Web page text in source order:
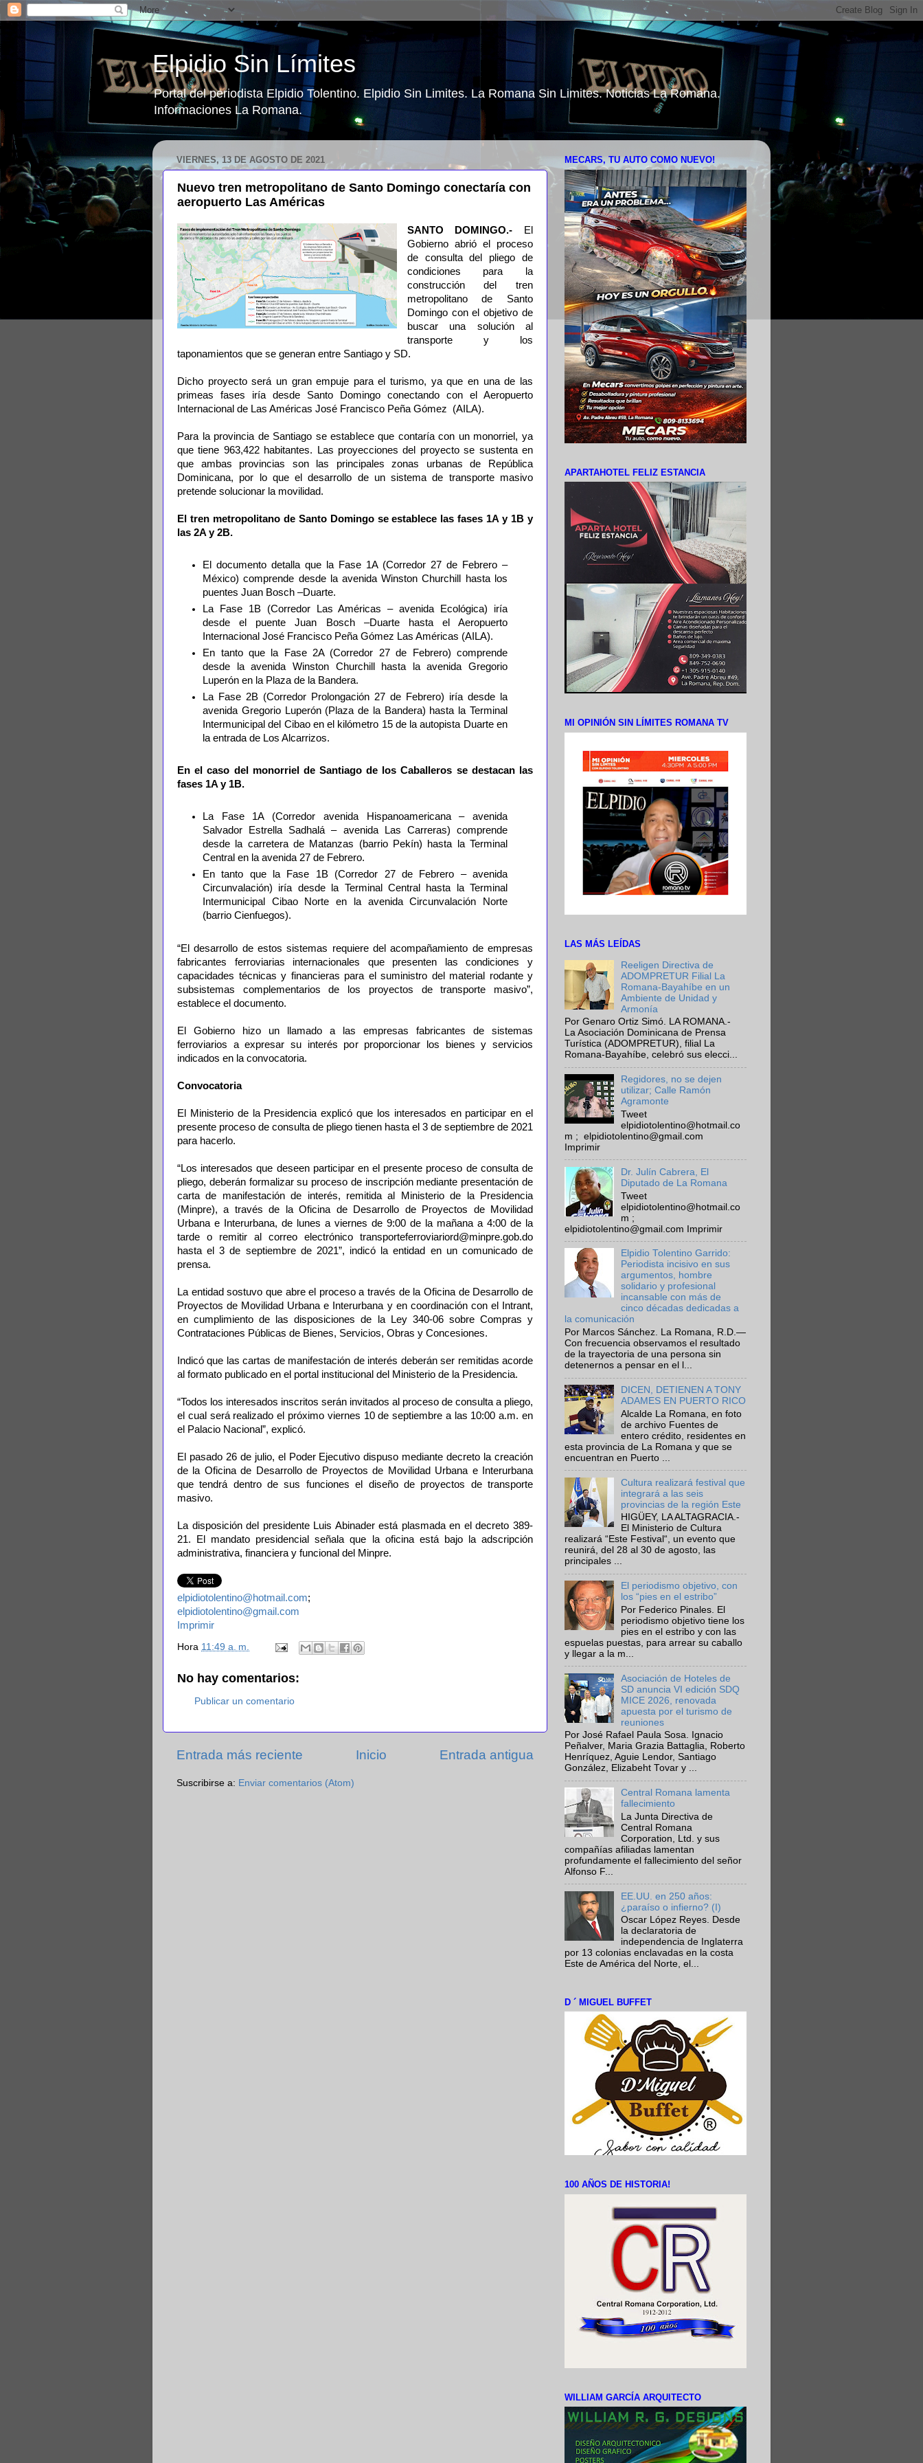
Elpidio Sin Límites
Portal del periodista Elpidio Tolentino. Elpidio Sin Limites. La Romana Sin Limites. Noticias La Romana.
Informaciones La Romana.
VIERNES, 13 DE AGOSTO DE 2021
Nuevo tren metropolitano de Santo Domingo conectaría con
aeropuerto Las Américas
SANTO DOMINGO.-
El
Gobierno abrió el proceso
de consulta del pliego de
condiciones para la
construcción del tren
metropolitano de Santo
Domingo con el objetivo de
buscar una solución al
transporte y los
taponamientos que se generan entre Santiago y SD.
Dicho proyecto será un gran empuje para el turismo, ya que en una de las
primeas fases iría desde Santo Domingo conectando con el Aeropuerto
Internacional de Las Américas José Francisco Peña Gómez (AILA).
Para la provincia de Santiago se establece que contaría con un monorriel, ya
que tiene 963,422 habitantes. Las proyecciones del proyecto se sustenta en
que ambas provincias son las principales zonas urbanas de República
Dominicana, por lo que el desarrollo de un sistema de transporte masivo
pretende solucionar la movilidad.
El tren metropolitano de Santo Domingo se establece las fases 1A y 1B y
las 2A y 2B.
El documento detalla que la Fase 1A (Corredor 27 de Febrero –
México) comprende desde la avenida Winston Churchill hasta los
puentes Juan Bosch –Duarte.
La Fase 1B (Corredor Las Américas – avenida Ecológica) iría
desde el puente Juan Bosch –Duarte hasta el Aeropuerto
Internacional José Francisco Peña Gómez Las Américas (AILA).
En tanto que la Fase 2A (Corredor 27 de Febrero) comprende
desde la avenida Winston Churchill hasta la avenida Gregorio
Luperón en la Plaza de la Bandera.
La Fase 2B (Corredor Prolongación 27 de Febrero) iría desde la
avenida Gregorio Luperón (Plaza de la Bandera) hasta la Terminal
Intermunicipal del Cibao en el kilómetro 15 de la autopista Duarte en
la entrada de Los Alcarrizos.
En el caso del monorriel de Santiago de los Caballeros se destacan las
fases 1A y 1B.
La Fase 1A (Corredor avenida Hispanoamericana – avenida
Salvador Estrella Sadhalá – avenida Las Carreras) comprende
desde la carretera de Matanzas (barrio Pekín) hasta la Terminal
Central en la avenida 27 de Febrero.
En tanto que la Fase 1B (Corredor 27 de Febrero – avenida
Circunvalación) iría desde la Terminal Central hasta la Terminal
Intermunicipal Cibao Norte en la avenida Circunvalación Norte
(barrio Cienfuegos).
“El desarrollo de estos sistemas requiere del acompañamiento de empresas
fabricantes ferroviarias internacionales que presenten las condiciones y
capacidades técnicas y financieras para el suministro del material rodante y
subsistemas complementarios de los proyectos de transporte masivo”,
establece el documento.
El Gobierno hizo un llamado a las empresas fabricantes de sistemas
ferroviarios a expresar su interés por proporcionar los bienes y servicios
indicados en la convocatoria.
Convocatoria
El Ministerio de la Presidencia explicó que los interesados en participar en el
presente proceso de consulta de pliego tienen hasta el 3 de septiembre de 2021
para hacerlo.
“Los interesados que deseen participar en el presente proceso de consulta de
pliego, deberán formalizar su proceso de inscripción mediante presentación de
carta de manifestación de interés, remitida al Ministerio de la Presidencia
(Minpre), a través de la Oficina de Desarrollo de Proyectos de Movilidad
Urbana e Interurbana, de lunes a viernes de 9:00 de la mañana a 4:00 de la
tarde o remitir al correo electrónico transporteferroviariord@minpre.gob.do
hasta el 3 de septiembre de 2021”, indicó la entidad en un comunicado de
prensa.
La entidad sostuvo que abre el proceso a través de la Oficina de Desarrollo de
Proyectos de Movilidad Urbana e Interurbana y en coordinación con el Intrant,
en cumplimiento de las disposiciones de la Ley 340-06 sobre Compras y
Contrataciones Públicas de Bienes, Servicios, Obras y Concesiones.
Indicó que las cartas de manifestación de interés deberán ser remitidas acorde
al formato publicado en el portal institucional del Ministerio de la Presidencia.
“Todos los interesados inscritos serán invitados al proceso de consulta a pliego,
el cual será realizado el próximo viernes 10 de septiembre a las 10:00 a.m. en
el Palacio Nacional”, explicó.
El pasado 26 de julio, el Poder Ejecutivo dispuso mediante decreto la creación
de la Oficina de Desarrollo de Proyectos de Movilidad Urbana e Interurbana
que tendrá dentro de sus funciones el diseño de proyectos de transporte
masivo.
La disposición del presidente Luis Abinader está plasmada en el decreto 389-
21. El mandato presidencial señala que la oficina está bajo la adscripción
administrativa, financiera y funcional del Minpre.
elpidiotolentino@hotmail.com;
elpidiotolentino@gmail.com
Imprimir
Hora 11:49 a. m.
No hay comentarios:
Publicar un comentario
Entrada más reciente Entrada antigua
Inicio
Suscribirse a: Enviar comentarios (Atom)
MECARS, TU AUTO COMO NUEVO!
APARTAHOTEL FELIZ ESTANCIA
MI OPINIÓN SIN LÍMITES ROMANA TV
LAS MÁS LEÍDAS
Reeligen Directiva de
ADOMPRETUR Filial La
Romana-Bayahíbe en un
Ambiente de Unidad y
Armonía
Por Genaro Ortiz Simó. LA ROMANA.-
La Asociación Dominicana de Prensa
Turística (ADOMPRETUR), filial La
Romana-Bayahíbe, celebró sus elecci...
Regidores, no se dejen
utilizar; Calle Ramón
Agramonte
Tweet
elpidiotolentino@hotmail.co
m ; elpidiotolentino@gmail.com
Imprimir
Dr. Julín Cabrera, El
Diputado de La Romana
Tweet
elpidiotolentino@hotmail.co
m ;
elpidiotolentino@gmail.com Imprimir
Elpidio Tolentino Garrido:
Periodista incisivo en sus
argumentos, hombre
solidario y profesional
incansable con más de
cinco décadas dedicadas a
la comunicación
Por Marcos Sánchez. La Romana, R.D.—
Con frecuencia observamos el resultado
de la trayectoria de una persona sin
detenernos a pensar en el l...
DICEN, DETIENEN A TONY
ADAMES EN PUERTO RICO
Alcalde La Romana, en foto
de archivo Fuentes de
entero crédito, residentes en
esta provincia de La Romana y que se
encuentran en Puerto ...
Cultura realizará festival que
integrará a las seis
provincias de la región Este
HIGÜEY, LA ALTAGRACIA.-
El Ministerio de Cultura
realizará “Este Festival“, un evento que
reunirá, del 28 al 30 de agosto, las
principales ...
El periodismo objetivo, con
los “pies en el estribo”
Por Federico Pinales. El
periodismo objetivo tiene los
pies en el estribo y con las
espuelas puestas, para arrear su caballo
y llegar a la m...
Asociación de Hoteles de
SD anuncia VI edición SDQ
MICE 2026, renovada
apuesta por el turismo de
reuniones
Por José Rafael Paula Sosa. Ignacio
Peñalver, Maria Grazia Battaglia, Roberto
Henríquez, Aguie Lendor, Santiago
González, Elizabeht Tovar y ...
Central Romana lamenta
fallecimiento
La Junta Directiva de
Central Romana
Corporation, Ltd. y sus
compañías afiliadas lamentan
profundamente el fallecimiento del señor
Alfonso F...
EE.UU. en 250 años:
¿paraíso o infierno? (I)
Oscar López Reyes. Desde
la declaratoria de
independencia de Inglaterra
por 13 colonias enclavadas en la costa
Este de América del Norte, el...
D ´ MIGUEL BUFFET
100 AÑOS DE HISTORIA!
WILLIAM GARCÍA ARQUITECTO